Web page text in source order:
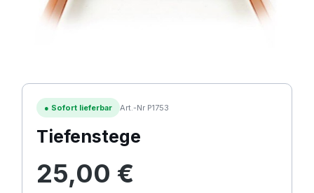
● Sofort lieferbar Art.-Nr P1753
Tiefenstege
25,00 €